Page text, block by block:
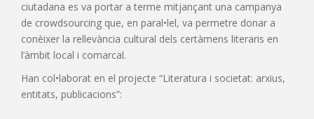
ciutadana es va portar a terme mitjançant una campanya
de crowdsourcing que, en paral•lel, va permetre donar a
conèixer la rellevància cultural dels certàmens literaris en
l’àmbit local i comarcal.
Han col•laborat en el projecte “Literatura i societat: arxius,
entitats, publicacions”: